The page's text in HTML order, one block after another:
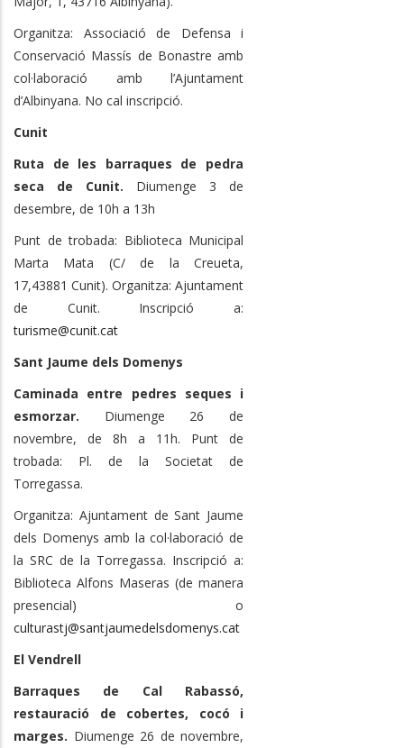
Organitza: Associació de Defensa i
Conservació Massís de Bonastre amb
col·laboració amb l’Ajuntament
d’Albinyana. No cal inscripció.
Cunit
Ruta de les barraques de pedra
seca de Cunit. Diumenge 3 de
desembre, de 10h a 13h
Punt de trobada: Biblioteca Municipal
Marta Mata (C/ de la Creueta,
17,43881 Cunit). Organitza: Ajuntament
de Cunit. Inscripció a:
turisme@cunit.cat
Sant Jaume dels Domenys
Caminada entre pedres seques i
esmorzar. Diumenge 26 de
novembre, de 8h a 11h. Punt de
trobada: Pl. de la Societat de
Torregassa.
Organitza: Ajuntament de Sant Jaume
dels Domenys amb la col·laboració de
la SRC de la Torregassa. Inscripció a:
Biblioteca Alfons Maseras (de manera
presencial) o
culturastj@santjaumedelsdomenys.cat
El Vendrell
Barraques de Cal Rabassó,
restauració de cobertes, cocó i
marges. Diumenge 26 de novembre,